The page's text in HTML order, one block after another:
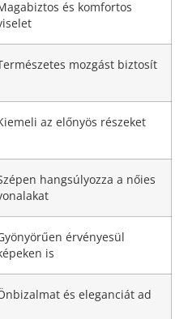
és komfortos
mozgást biztosít
az előnyös részeket
hangsúlyozza a nőies
érvényesül
is
és eleganciát ad